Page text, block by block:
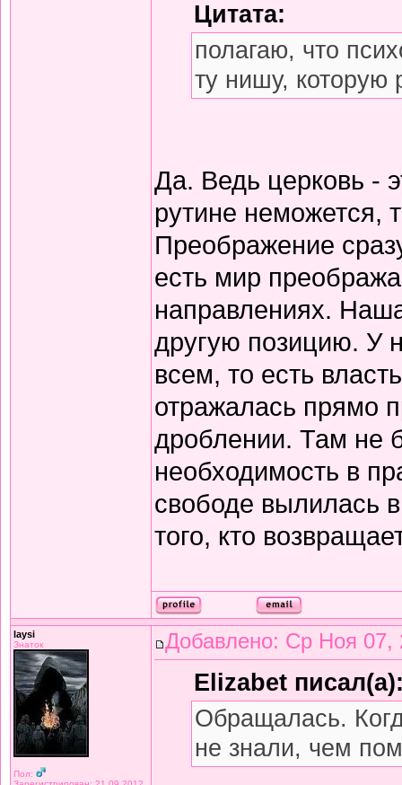
Цитата:
полагаю, что
ту нишу, которую
Да. Ведь церковь -
рутине неможется,
Преображение
есть мир
направлениях.
другую позицию. У
всем, то есть
отражалась прямо
дроблении. Там не
необходимость в
свободе вылилась
того, кто
laysi
Знаток
Пол:
Добавлено: Ср Ноя 07,
Elizabet
Обращалась.
не знали, чем